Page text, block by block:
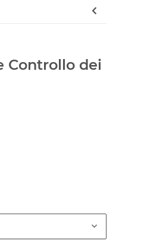
Controllo dei